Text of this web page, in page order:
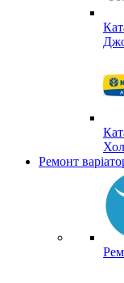
Ремонт